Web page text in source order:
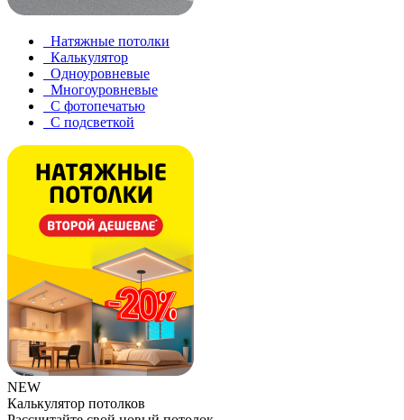
Натяжные потолки
Калькулятор
Одноуровневые
Многоуровневые
С фотопечатью
С подсветкой
NEW
Калькулятор потолков